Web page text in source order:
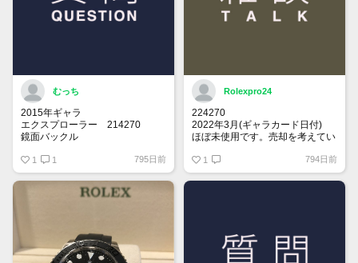
むっち
2015年ギャラ
エクスプローラー 214270
鏡面バックル
思い出の年に製造されてるエクス
プローラー1を探しております。
売却を考えてらっしゃる方、是非
お声掛けお願い致します。
1 1 795日前
Rolexpro24
224270
2022年3月(ギャラカード日付)
ほぼ未使用です。売却を考えてい
関心ある方、メッセージください
1 794日前